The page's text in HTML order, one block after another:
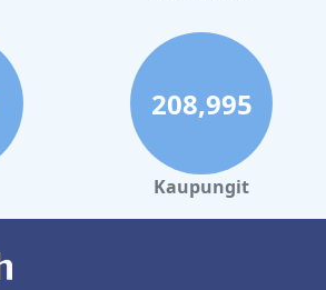
208,995
Kaupungit